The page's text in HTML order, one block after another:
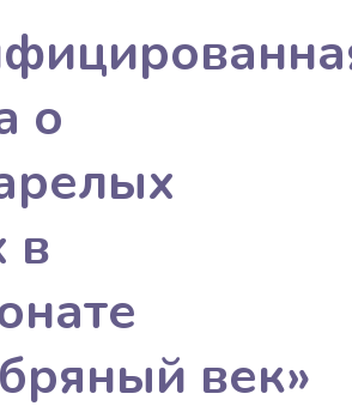
о
в
век»